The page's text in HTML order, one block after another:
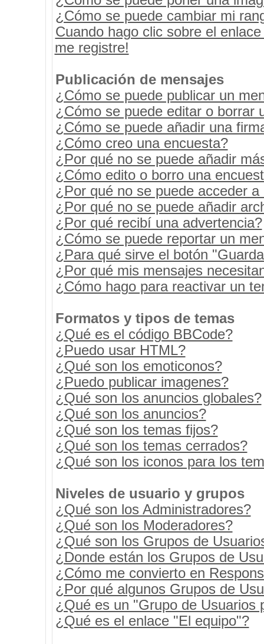
¿Cómo se puede cambiar mi
Cuando hago clic sobre el
me registre!
Publicación de mensajes
¿Cómo se puede publicar un
¿Cómo se puede editar o borrar
¿Cómo se puede añadir una
¿Cómo creo una encuesta?
¿Por qué no se puede añadir
¿Cómo edito o borro una
¿Por qué no se puede acceder a
¿Por qué no se puede añadir
¿Por qué recibí una advertencia?
¿Cómo se puede reportar un
¿Para qué sirve el botón
¿Por qué mis mensajes
¿Cómo hago para reactivar un
Formatos y tipos de temas
¿Qué es el código BBCode?
¿Puedo usar HTML?
¿Qué son los emoticonos?
¿Puedo publicar imagenes?
¿Qué son los anuncios globales?
¿Qué son los anuncios?
¿Qué son los temas fijos?
¿Qué son los temas cerrados?
¿Qué son los iconos para los
Niveles de usuario y grupos
¿Qué son los Administradores?
¿Qué son los Moderadores?
¿Qué son los Grupos de
¿Donde están los Grupos de
¿Cómo me convierto en
¿Por qué algunos Grupos de
¿Qué es un "Grupo de Usuarios
¿Qué es el enlace "El equipo"?